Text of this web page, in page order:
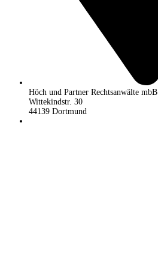
Höch und Partner Rechtsanwälte mbB
Wittekindstr. 30
44139 Dortmund